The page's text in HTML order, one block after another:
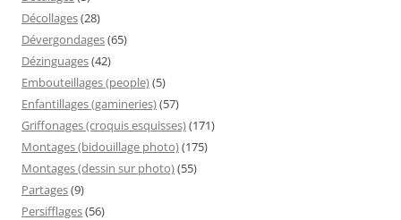
Décollages(28)
Dévergondages(65)
Dézinguages(42)
Embouteillages (people)(5)
Enfantillages (gamineries)(57)
Griffonages (croquis esquisses)(171)
Montages (bidouillage photo)(175)
Montages (dessin sur photo)(55)
Partages(9)
Persifflages(56)